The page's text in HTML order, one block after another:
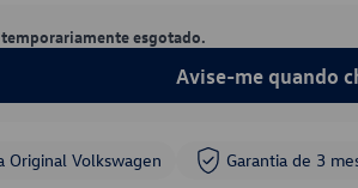
esgotado.
Avise-me quando
Original Volkswagen Garantia de 3